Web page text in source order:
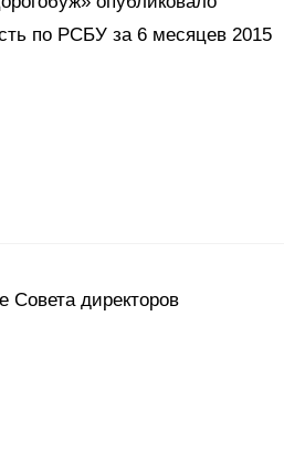
по РСБУ за 6 месяцев 2015
Совета директоров